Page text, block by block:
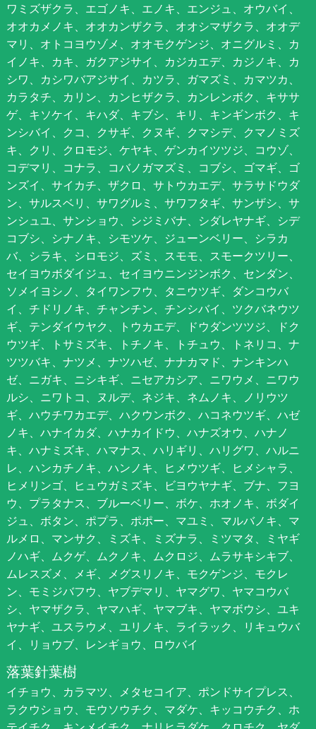
ワミズザクラ、エゴノキ、エノキ、エンジュ、オウバイ、
オオカメノキ、オオカンザクラ、オオシマザクラ、オオデ
マリ、オトコヨウゾメ、オオモクゲンジ、オニグルミ、カ
イノキ、カキ、ガクアジサイ、カジカエデ、カジノキ、カ
シワ、カシワバアジサイ、カツラ、ガマズミ、カマツカ、
カラタチ、カリン、カンヒザクラ、カンレンボク、キササ
ゲ、キソケイ、キハダ、キブシ、キリ、キンギンボク、キ
ンシバイ、クコ、クサギ、クヌギ、クマシデ、クマノミズ
キ、クリ、クロモジ、ケヤキ、ゲンカイツツジ、コウゾ、
コデマリ、コナラ、コバノガマズミ、コブシ、ゴマギ、ゴ
ンズイ、サイカチ、ザクロ、サトウカエデ、サラサドウダ
ン、サルスベリ、サワグルミ、サワフタギ、サンザシ、サ
ンシュユ、サンショウ、シジミバナ、シダレヤナギ、シデ
コブシ、シナノキ、シモツケ、ジューンベリー、シラカ
バ、シラキ、シロモジ、ズミ、スモモ、スモークツリー、
セイヨウボダイジュ、セイヨウニンジンボク、センダン、
ソメイヨシノ、タイワンフウ、タニウツギ、ダンコウバ
イ、チドリノキ、チャンチン、チンシバイ、ツクバネウツ
ギ、テンダイウヤク、トウカエデ、ドウダンツツジ、ドク
ウツギ、トサミズキ、トチノキ、トチュウ、トネリコ、ナ
ツツバキ、ナツメ、ナツハゼ、ナナカマド、ナンキンハ
ゼ、ニガキ、ニシキギ、ニセアカシア、ニワウメ、ニワウ
ルシ、ニワトコ、ヌルデ、ネジキ、ネムノキ、ノリウツ
ギ、ハウチワカエデ、ハクウンボク、ハコネウツギ、ハゼ
ノキ、ハナイカダ、ハナカイドウ、ハナズオウ、ハナノ
キ、ハナミズキ、ハマナス、ハリギリ、ハリグワ、ハルニ
レ、ハンカチノキ、ハンノキ、ヒメウツギ、ヒメシャラ、
ヒメリンゴ、ヒュウガミズキ、ビヨウヤナギ、ブナ、フヨ
ウ、プラタナス、ブルーベリー、ボケ、ホオノキ、ボダイ
ジュ、ボタン、ポプラ、ポポー、マユミ、マルバノキ、マ
ルメロ、マンサク、ミズキ、ミズナラ、ミツマタ、ミヤギ
ノハギ、ムクゲ、ムクノキ、ムクロジ、ムラサキシキブ、
ムレスズメ、メギ、メグスリノキ、モクゲンジ、モクレ
ン、モミジバフウ、ヤブデマリ、ヤマグワ、ヤマコウバ
シ、ヤマザクラ、ヤマハギ、ヤマブキ、ヤマボウシ、ユキ
ヤナギ、ユスラウメ、ユリノキ、ライラック、リキュウバ
イ、リョウブ、レンギョウ、ロウバイ
落葉針葉樹
イチョウ、カラマツ、メタセコイア、ポンドサイプレス、
ラクウショウ、モウソウチク、マダケ、キッコウチク、ホ